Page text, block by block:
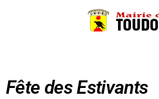
Fête des Estivants